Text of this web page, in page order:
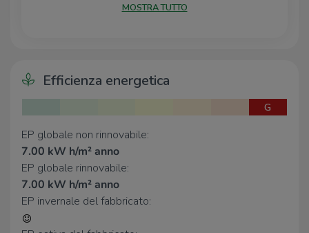
Icelab Bergamo Palaghiaccio
Scuola primaria fratelli Piacentini
Scuola secondaria Papa Giovanni XXIII
1,3 Km
Scuola primaria Italo Calvino
1,4 Km
Scuola materna Colognola
Farmacia
Farmacia
MOSTRA TUTTO
Efficienza energetica
G
EP globale non rinnovabile:
7.00 kW h/m² anno
EP globale rinnovabile:
7.00 kW h/m² anno
EP invernale del fabbricato: